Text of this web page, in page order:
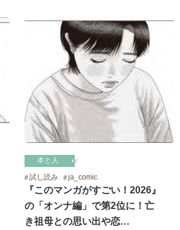
本と人
試し読み
ja_comic
『このマンガがすごい！2026』
の「オンナ編」で第2位に！亡
き祖母との思い出や恋…